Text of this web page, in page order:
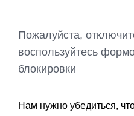
Пожалуйста,
воспользуйтесь
блокировки
Нам нужно убедиться,